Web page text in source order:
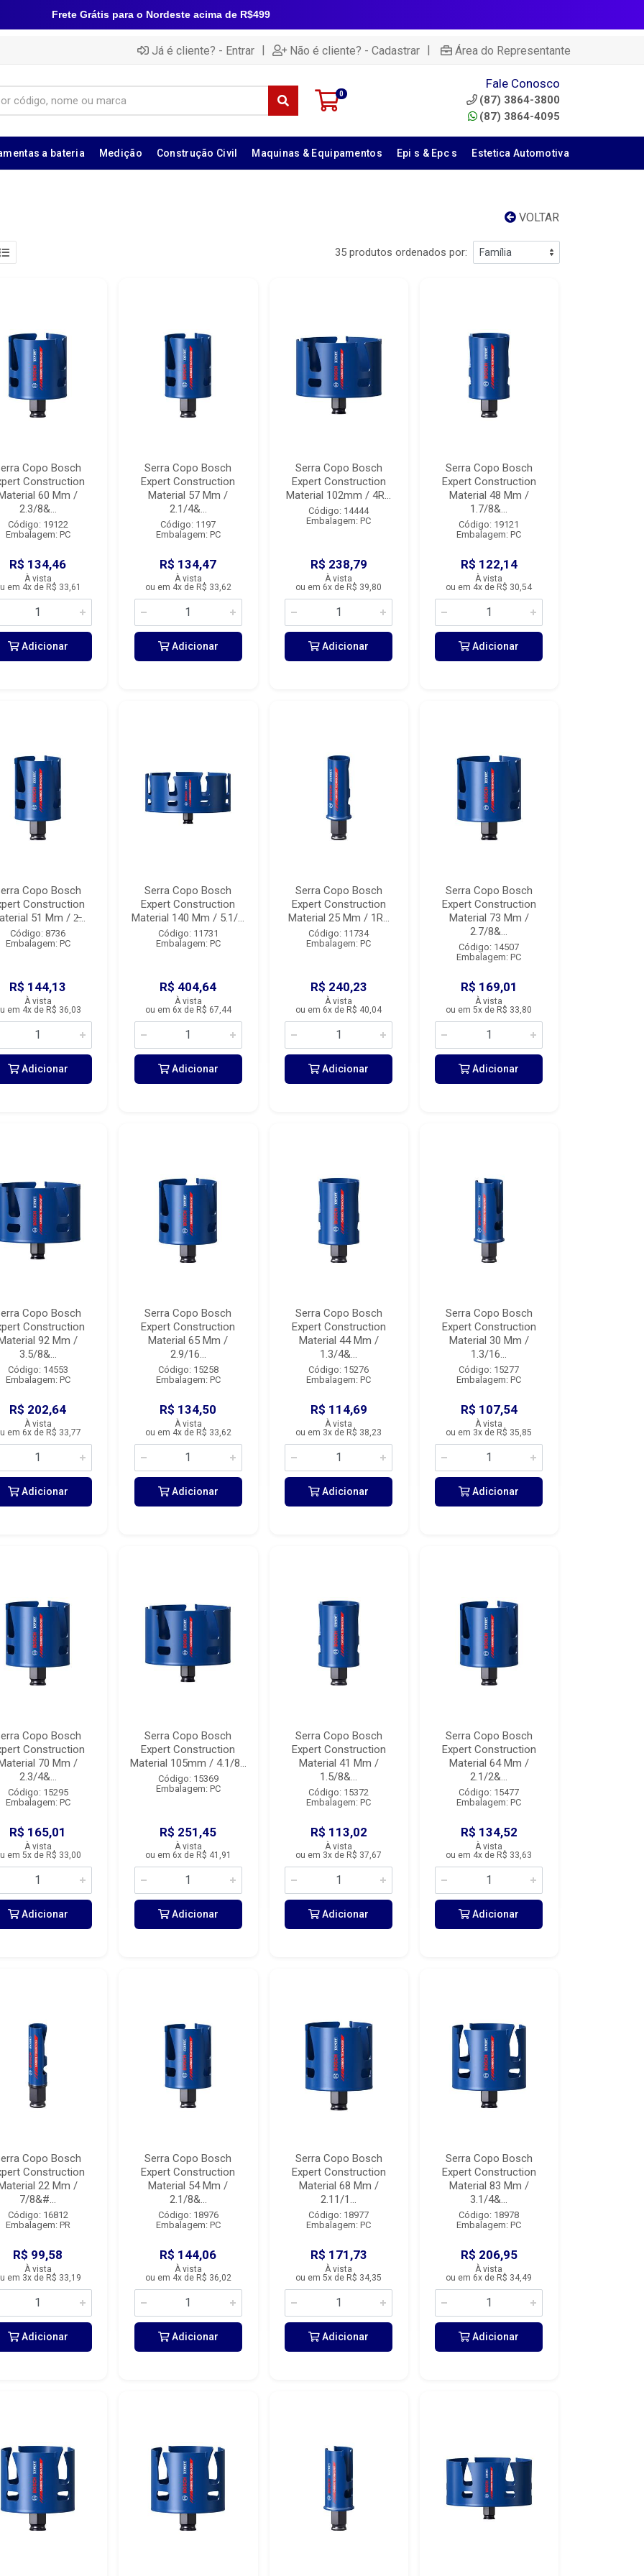
Já é cliente? - Entrar | Não é cliente? - Cadastrar | Área do Representante
0
Fale Conosco
(87) 3864-3800
(87) 3864-4095
Frete Grátis para o Nordeste acima de R$499
a bateria Medição Construção Civil Maquinas & Equipamentos Epi s & Epc s Estetica Automotiva
VOLTAR
35 produtos ordenados por:
Copo Bosch
Construction
60 Mm /
2.3/8&...
Código: 19122
Embalagem: PC
R$ 134,46
À vista
em 4x de R$ 33,61
Adicionar
Serra Copo Bosch
Expert Construction
Material 57 Mm /
2.1/4&...
Código: 1197
Embalagem: PC
R$ 134,47
À vista
ou em 4x de R$ 33,62
Adicionar
Serra Copo Bosch
Expert Construction
Material 102mm / 4R...
Código: 14444
Embalagem: PC
R$ 238,79
À vista
ou em 6x de R$ 39,80
Adicionar
Serra Copo Bosch
Expert Construction
Material 48 Mm /
1.7/8&...
Código: 19121
Embalagem: PC
R$ 122,14
À vista
ou em 4x de R$ 30,54
Adicionar
Copo Bosch
Construction
51 Mm / 2̶...
Código: 8736
Embalagem: PC
R$ 144,13
À vista
em 4x de R$ 36,03
Adicionar
Serra Copo Bosch
Expert Construction
Material 140 Mm / 5.1/...
Código: 11731
Embalagem: PC
R$ 404,64
À vista
ou em 6x de R$ 67,44
Adicionar
Serra Copo Bosch
Expert Construction
Material 25 Mm / 1R...
Código: 11734
Embalagem: PC
R$ 240,23
À vista
ou em 6x de R$ 40,04
Adicionar
Serra Copo Bosch
Expert Construction
Material 73 Mm /
2.7/8&...
Código: 14507
Embalagem: PC
R$ 169,01
À vista
ou em 5x de R$ 33,80
Adicionar
Copo Bosch
Construction
92 Mm /
3.5/8&...
Código: 14553
Embalagem: PC
R$ 202,64
À vista
em 6x de R$ 33,77
Adicionar
Serra Copo Bosch
Expert Construction
Material 65 Mm /
2.9/16...
Código: 15258
Embalagem: PC
R$ 134,50
À vista
ou em 4x de R$ 33,62
Adicionar
Serra Copo Bosch
Expert Construction
Material 44 Mm /
1.3/4&...
Código: 15276
Embalagem: PC
R$ 114,69
À vista
ou em 3x de R$ 38,23
Adicionar
Serra Copo Bosch
Expert Construction
Material 30 Mm /
1.3/16...
Código: 15277
Embalagem: PC
R$ 107,54
À vista
ou em 3x de R$ 35,85
Adicionar
Copo Bosch
Construction
70 Mm /
2.3/4&...
Código: 15295
Embalagem: PC
R$ 165,01
À vista
em 5x de R$ 33,00
Adicionar
Serra Copo Bosch
Expert Construction
Material 105mm / 4.1/8...
Código: 15369
Embalagem: PC
R$ 251,45
À vista
ou em 6x de R$ 41,91
Adicionar
Serra Copo Bosch
Expert Construction
Material 41 Mm /
1.5/8&...
Código: 15372
Embalagem: PC
R$ 113,02
À vista
ou em 3x de R$ 37,67
Adicionar
Serra Copo Bosch
Expert Construction
Material 64 Mm /
2.1/2&...
Código: 15477
Embalagem: PC
R$ 134,52
À vista
ou em 4x de R$ 33,63
Adicionar
Copo Bosch
Construction
22 Mm /
7/8&#...
Código: 16812
Embalagem: PR
R$ 99,58
À vista
em 3x de R$ 33,19
Adicionar
Serra Copo Bosch
Expert Construction
Material 54 Mm /
2.1/8&...
Código: 18976
Embalagem: PC
R$ 144,06
À vista
ou em 4x de R$ 36,02
Adicionar
Serra Copo Bosch
Expert Construction
Material 68 Mm /
2.11/1...
Código: 18977
Embalagem: PC
R$ 171,73
À vista
ou em 5x de R$ 34,35
Adicionar
Serra Copo Bosch
Expert Construction
Material 83 Mm /
3.1/4&...
Código: 18978
Embalagem: PC
R$ 206,95
À vista
ou em 6x de R$ 34,49
Adicionar